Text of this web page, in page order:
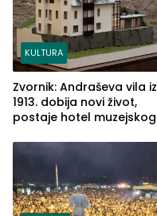
KULTURA
Zvornik: Andraševa vila iz
1913. dobija novi život,
postaje hotel muzejskog